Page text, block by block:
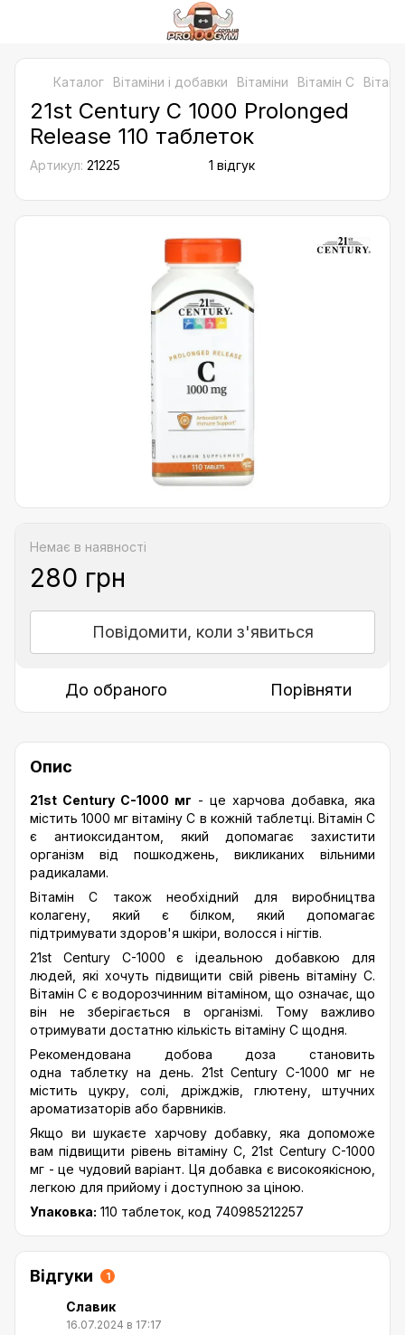
Каталог Bітаміни і добавки Вітаміни Вітамін C
21st Century C 1000 Prolonged
Release 110 таблеток
Артикул: 21225 1 відгук
Немає в наявності
280 грн
Повідомити, коли з'явиться
До обраного Порівняти
Опис
21st Century C-1000 мг - це харчова добавка, яка
містить 1000 мг вітаміну С в кожній таблетці. Вітамін С
є антиоксидантом, який допомагає захистити
організм від пошкоджень, викликаних вільними
радикалами.
Вітамін С також необхідний для виробництва
колагену, який є білком, який допомагає
підтримувати здоров'я шкіри, волосся і нігтів.
21st Century C-1000 є ідеальною добавкою для
людей, які хочуть підвищити свій рівень вітаміну С.
Вітамін С є водорозчинним вітаміном, що означає, що
він не зберігається в організмі. Тому важливо
отримувати достатню кількість вітаміну С щодня.
Рекомендована добова доза становить
одна таблетку на день. 21st Century C-1000 мг не
містить цукру, солі, дріжджів, глютену, штучних
ароматизаторів або барвників.
Якщо ви шукаєте харчову добавку, яка допоможе
вам підвищити рівень вітаміну С, 21st Century C-1000
мг - це чудовий варіант. Ця добавка є високоякісною,
легкою для прийому і доступною за ціною.
Упаковка: 110 таблеток, код 740985212257
Відгуки 1
Славик
16.07.2024 в 17:17